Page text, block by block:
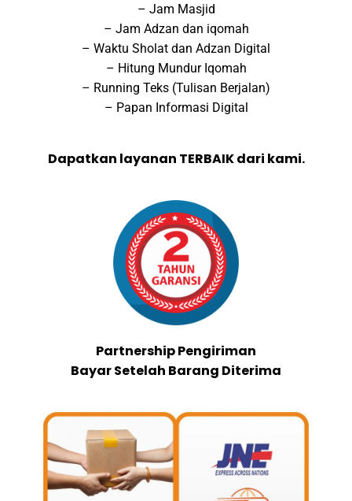
– Jam Masjid
– Jam Adzan dan iqomah
– Waktu Sholat dan Adzan Digital
– Hitung Mundur Iqomah
– Running Teks (Tulisan Berjalan)
– Papan Informasi Digital
Dapatkan layanan TERBAIK dari kami.
Partnership Pengiriman
Bayar Setelah Barang Diterima